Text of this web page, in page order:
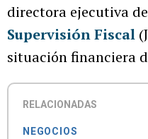
directora ejecutiva
Supervisión Fiscal
situación financiera
RELACIONADAS
NEGOCIOS